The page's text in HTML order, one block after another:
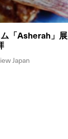
「Asherah」展
Japan